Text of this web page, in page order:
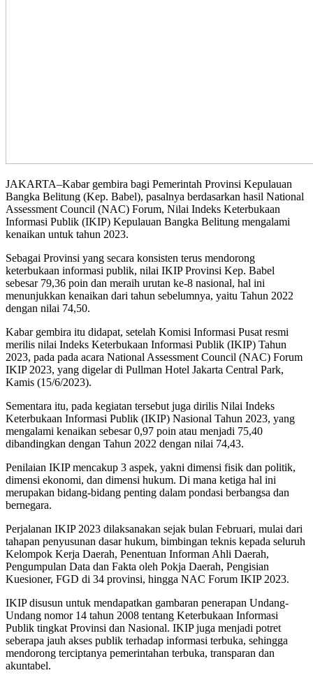
JAKARTA–Kabar gembira bagi Pemerintah Provinsi Kepulauan
Bangka Belitung (Kep. Babel), pasalnya berdasarkan hasil National
Assessment Council (NAC) Forum, Nilai Indeks Keterbukaan
Informasi Publik (IKIP) Kepulauan Bangka Belitung mengalami
kenaikan untuk tahun 2023.
Sebagai Provinsi yang secara konsisten terus mendorong
keterbukaan informasi publik, nilai IKIP Provinsi Kep. Babel
sebesar 79,36 poin dan meraih urutan ke-8 nasional, hal ini
menunjukkan kenaikan dari tahun sebelumnya, yaitu Tahun 2022
dengan nilai 74,50.
Kabar gembira itu didapat, setelah Komisi Informasi Pusat resmi
merilis nilai Indeks Keterbukaan Informasi Publik (IKIP) Tahun
2023, pada pada acara National Assessment Council (NAC) Forum
IKIP 2023, yang digelar di Pullman Hotel Jakarta Central Park,
Kamis (15/6/2023).
Sementara itu, pada kegiatan tersebut juga dirilis Nilai Indeks
Keterbukaan Informasi Publik (IKIP) Nasional Tahun 2023, yang
mengalami kenaikan sebesar 0,97 poin atau menjadi 75,40
dibandingkan dengan Tahun 2022 dengan nilai 74,43.
Penilaian IKIP mencakup 3 aspek, yakni dimensi fisik dan politik,
dimensi ekonomi, dan dimensi hukum. Di mana ketiga hal ini
merupakan bidang-bidang penting dalam pondasi berbangsa dan
bernegara.
Perjalanan IKIP 2023 dilaksanakan sejak bulan Februari, mulai dari
tahapan penyusunan dasar hukum, bimbingan teknis kepada seluruh
Kelompok Kerja Daerah, Penentuan Informan Ahli Daerah,
Pengumpulan Data dan Fakta oleh Pokja Daerah, Pengisian
Kuesioner, FGD di 34 provinsi, hingga NAC Forum IKIP 2023.
IKIP disusun untuk mendapatkan gambaran penerapan Undang-
Undang nomor 14 tahun 2008 tentang Keterbukaan Informasi
Publik tingkat Provinsi dan Nasional. IKIP juga menjadi potret
seberapa jauh akses publik terhadap informasi terbuka, sehingga
mendorong terciptanya pemerintahan terbuka, transparan dan
akuntabel.